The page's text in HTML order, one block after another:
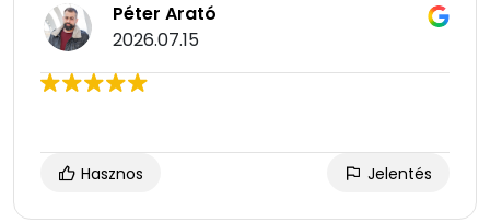
Péter Arató
2026.07.15
Hasznos Jelentés